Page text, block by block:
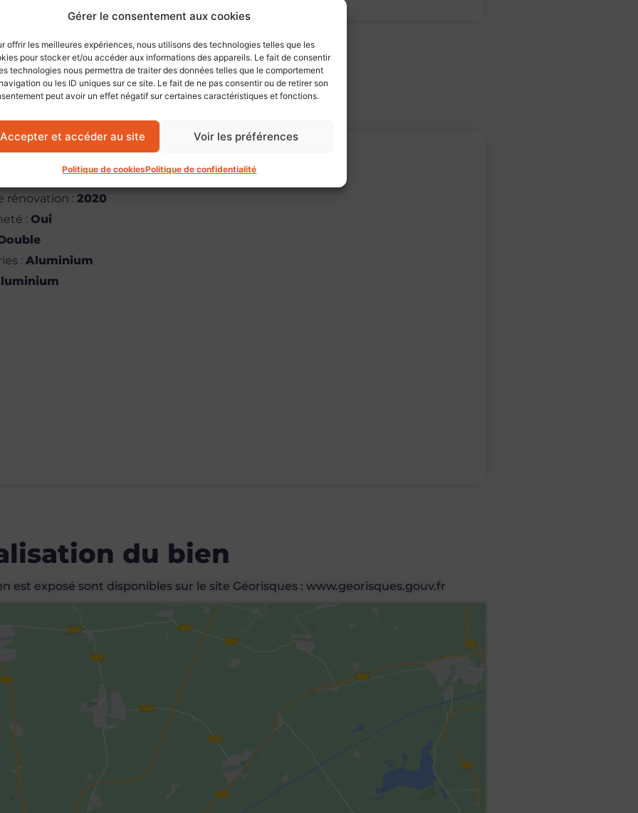
Gérer le consentement aux cookies
offrir les meilleures expériences, nous utilisons des technologies telles que les
pour stocker et/ou accéder aux informations des appareils. Le fait de consentir
technologies nous permettra de traiter des données telles que le comportement
ou les ID uniques sur ce site. Le fait de ne pas consentir ou de retirer son
peut avoir un effet négatif sur certaines caractéristiques et fonctions.
Accepter et accéder au site Voir les préférences
Politique de cookiesPolitique de confidentialité
complémentaires
rénovation : 2020
: Oui
: Aluminium
du bien
est exposé sont disponibles sur le site Géorisques : www.georisques.gouv.fr